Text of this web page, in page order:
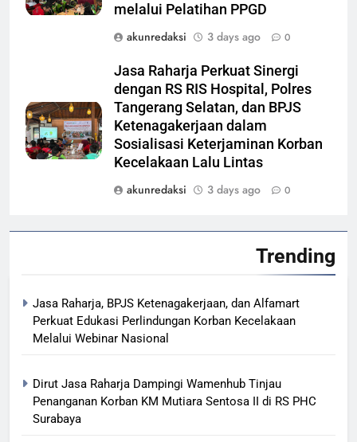
melalui Pelatihan PPGD
akunredaksi
3 days ago 0
Jasa Raharja Perkuat Sinergi
dengan RS RIS Hospital, Polres
Tangerang Selatan, dan BPJS
Ketenagakerjaan dalam
Sosialisasi Keterjaminan Korban
Kecelakaan Lalu Lintas
akunredaksi
3 days ago 0
Trending
Jasa Raharja, BPJS Ketenagakerjaan, dan Alfamart
Perkuat Edukasi Perlindungan Korban Kecelakaan
Melalui Webinar Nasional
Dirut Jasa Raharja Dampingi Wamenhub Tinjau
Penanganan Korban KM Mutiara Sentosa II di RS PHC
Surabaya